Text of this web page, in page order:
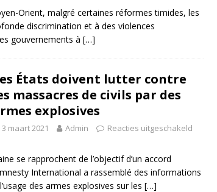
Orient, malgré certaines réformes timides, les
discrimination et à des violences
gouvernements à […]
États doivent lutter contre
massacres de civils par des
explosives
3 maart 2021 Admin Reacties uitgeschakeld
se rapprochent de l’objectif d’un accord
International a rassemblé des informations
des armes explosives sur les […]